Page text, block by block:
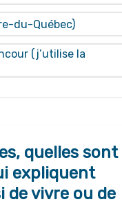
du-Québec)
(j’utilise la
quelles sont
expliquent
de vivre ou de